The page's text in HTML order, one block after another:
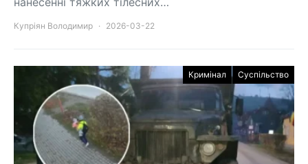
Купріян Володимир 2026-03-22
Кримінал Суспільство